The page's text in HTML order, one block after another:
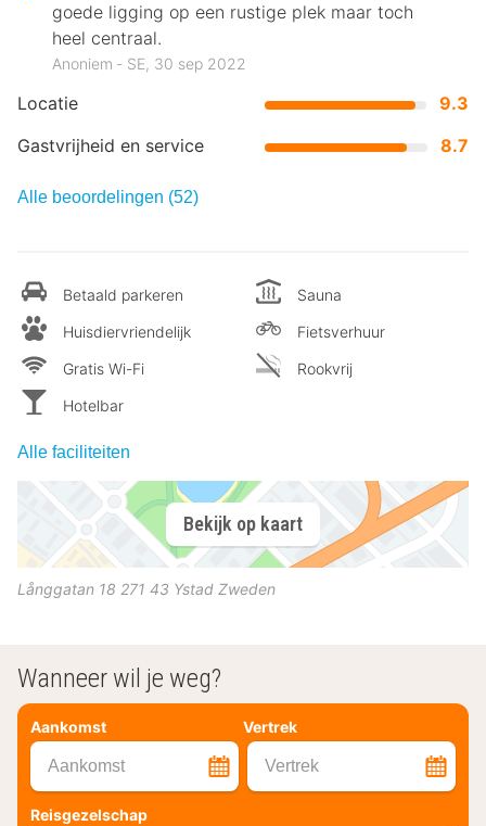
Locatie
9.3
Gastvrijheid en service
8.7
goede ligging op een rustige plek maar toch
heel centraal.
Anoniem ‐ SE, 30 sep 2022
Alle beoordelingen (52)
Betaald parkeren
Huisdiervriendelijk
Gratis Wi-Fi
Hotelbar
Sauna
Fietsverhuur
Rookvrij
Alle faciliteiten
Bekijk op kaart
Långgatan 18 271 43 Ystad Zweden
Wanneer wil je weg?
Aankomst Vertrek
Aankomst Vertrek
Reisgezelschap